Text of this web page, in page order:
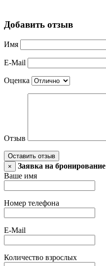
Добавить отзыв
Имя
E-Mail
Оценка
Отзыв
Оставить отзыв
×
Заявка на бронирование
Ваше имя
Номер телефона
E-Mail
Количество взрослых